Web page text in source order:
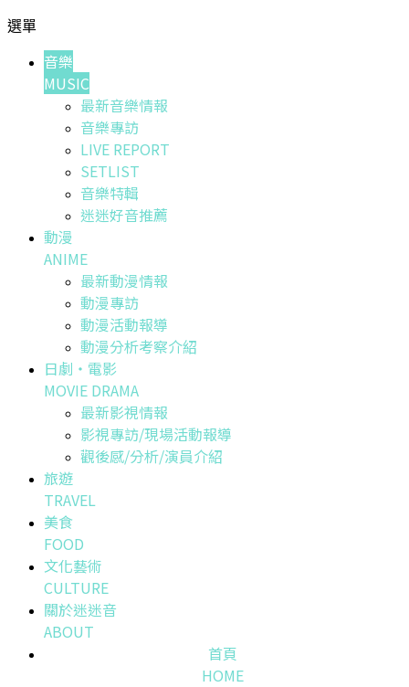
選單
音樂
MUSIC
最新音樂情報
音樂專訪
LIVE REPORT
SETLIST
音樂特輯
迷迷好音推薦
動漫
ANIME
最新動漫情報
動漫專訪
動漫活動報導
動漫分析考察介紹
日劇・電影
MOVIE DRAMA
最新影視情報
影視專訪/現場活動報導
觀後感/分析/演員介紹
旅遊
TRAVEL
美食
FOOD
文化藝術
CULTURE
關於迷迷音
ABOUT
首頁
HOME